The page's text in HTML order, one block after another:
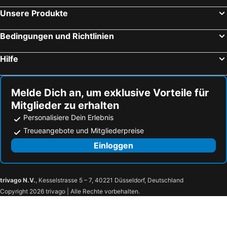
Arosa, bed and breakfasts
Graun im Vinschgau, bed and breakfasts
Göfis, bed and breakfasts
Egg, bed and breakfasts
Sent, bed and breakfasts
Gargellen, bed and breakfasts
Brand, bed and breakfasts
Au, bed and breakfasts
Unsere Produkte
Bedingungen und Richtlinien
Hilfe
Melde Dich an, um exklusive Vorteile für
Mitglieder zu erhalten
Personalisiere Dein Erlebnis
Treueangebote und Mitgliederpreise
Einloggen
trivago N.V., Kesselstrasse 5 – 7, 40221 Düsseldorf, Deutschland
Copyright 2026 trivago | Alle Rechte vorbehalten.